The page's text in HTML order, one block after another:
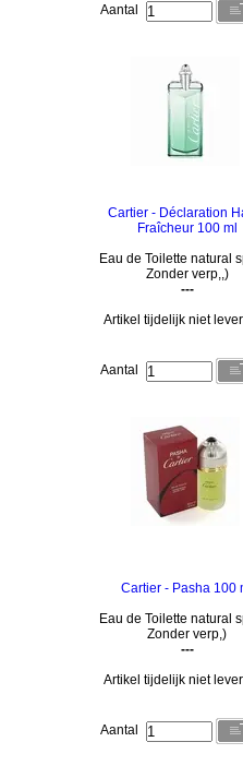
Aantal
Cartier - Déclaration
Fraîcheur 100 ml
Eau de Toilette natural
Zonder verp,,)
---
Artikel tijdelijk niet
Aantal
Cartier - Pasha 100
Eau de Toilette natural
Zonder verp,)
---
Artikel tijdelijk niet
Aantal